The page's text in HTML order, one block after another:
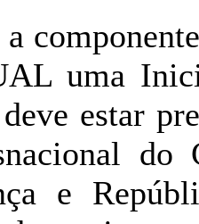
uma
estar
do
e